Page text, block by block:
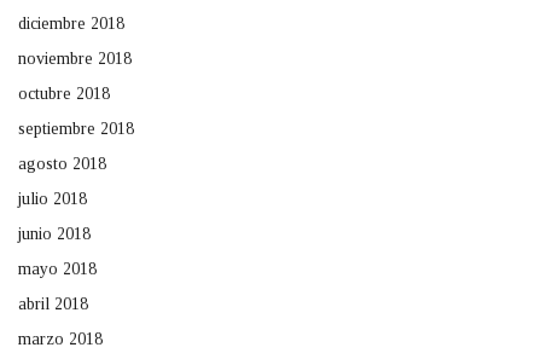
diciembre 2018
noviembre 2018
octubre 2018
septiembre 2018
agosto 2018
julio 2018
junio 2018
mayo 2018
abril 2018
marzo 2018